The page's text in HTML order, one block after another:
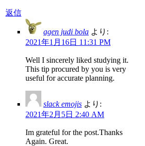
返信
agen judi bola より:
2021年1月16日 11:31 PM
Well I sincerely liked studying it.
This tip procured by you is very
useful for accurate planning.
slack emojis より:
2021年2月5日 2:40 AM
Im grateful for the post.Thanks
Again. Great.